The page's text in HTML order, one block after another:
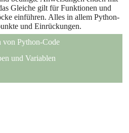
Gleiche gilt für Funktionen und
einführen. Alles in allem Python-
und Einrückungen.
von Python-Code
und Variablen